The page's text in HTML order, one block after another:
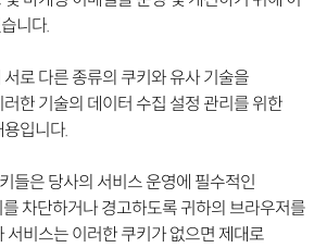
니다.
로 다른 종류의 쿠키와 유사 기술을
한 기술의 데이터 수집 설정 관리를 위한
입니다.
들은 당사의 서비스 운영에 필수적인
차단하거나 경고하도록 귀하의 브라우저를
서비스는 이러한 쿠키가 없으면 제대로